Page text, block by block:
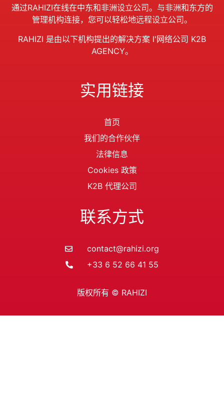
通过RAHIZI在线在中东和非洲设立公司。与非洲和东方的
管理机构连接，您可以轻松地远程设立公司。
RAHIZI 是由以下机构提出的解决方案 l'网络公司 K2B
AGENCY。
实用链接
首页
我们的合作伙伴
法律信息
Cookies 政策
K2B 代理公司
联系方式
contact@rahizi.org
+33 6 52 66 41 55
版权所有 © RAHIZI